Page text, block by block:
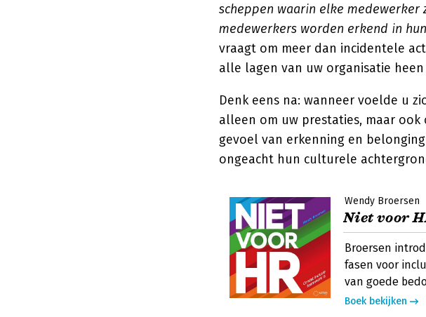
scheppen waarin elke
medewerkers worden erkend in
vraagt om meer dan incidentele
alle lagen van uw organisatie heen
Denk eens na: wanneer voelde u
alleen om uw prestaties, maar
gevoel van erkenning en
ongeacht hun culturele
Wendy Broersen
Niet voor
Broersen
fasen voor
van goede
Boek bekijken